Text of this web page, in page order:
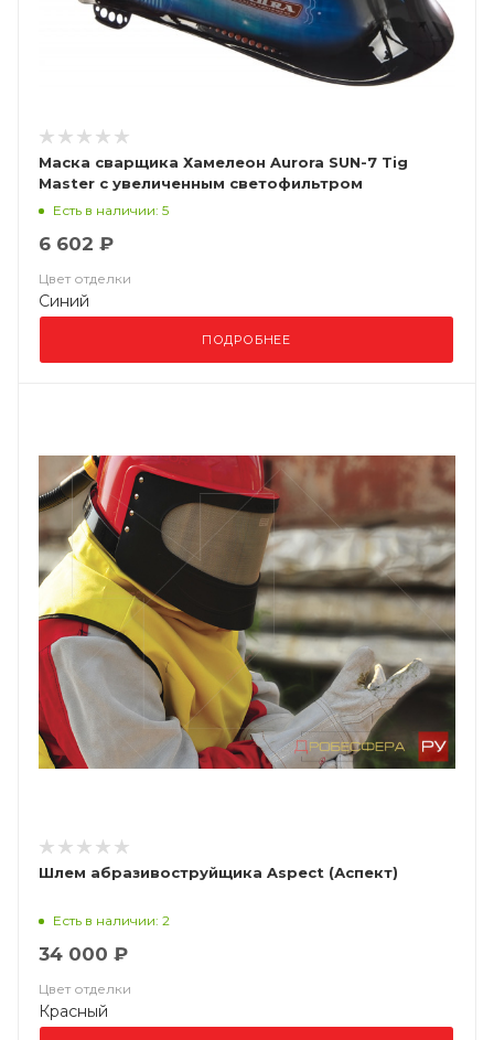
Маска сварщика Хамелеон Aurora SUN-7 Tig
Master с увеличенным светофильтром
Есть в наличии: 5
6 602 ₽
Цвет отделки
Синий
ПОДРОБНЕЕ
Шлем абразивоструйщика Aspect (Аспект)
Есть в наличии: 2
34 000 ₽
Цвет отделки
Красный